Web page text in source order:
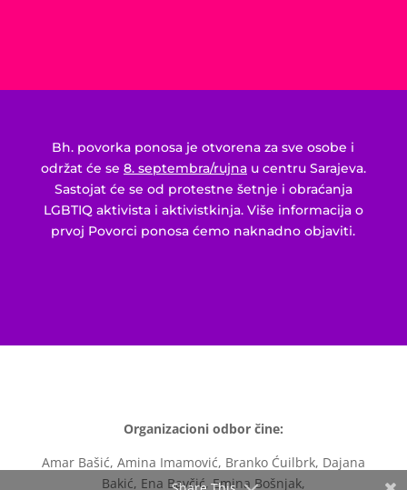
Bh. povorka ponosa je otvorena za sve osobe i
održat će se 8. septembra/rujnau centru Sarajeva.
Sastojat će se od protestne šetnje i obraćanja
LGBTIQ aktivista i aktivistkinja. Više informacija o
prvoj Povorci ponosa ćemo naknadno objaviti.
Organizacioni odbor čine:
Amar Bašić, Amina Imamović, Branko Ćuilbrk, Dajana
Bakić, Ena Bavčić, Emina Bošnjak,